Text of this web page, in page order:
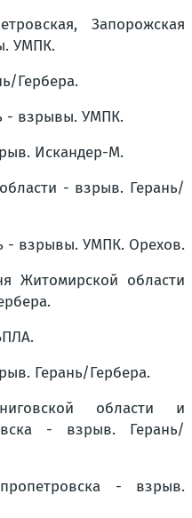
Запорожская
УМПК.
Гербера.
- взрывы. УМПК.
Искандер-М.
- взрыв. Герань/
- взрывы. УМПК. Орехов.
Житомирской области
Герань/Гербера.
области и
- взрыв. Герань/
- взрыв.